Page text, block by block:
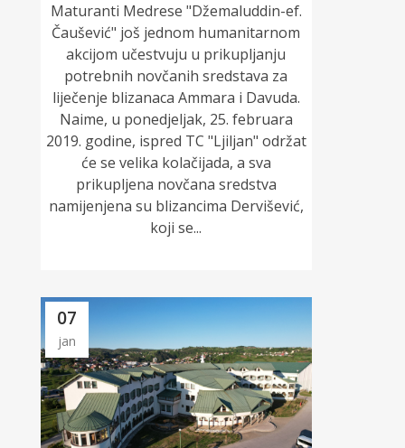
Maturanti Medrese "Džemaluddin-ef.
Čaušević" još jednom humanitarnom
akcijom učestvuju u prikupljanju
potrebnih novčanih sredstava za
liječenje blizanaca Ammara i Davuda.
Naime, u ponedjeljak, 25. februara
2019. godine, ispred TC "Ljiljan" održat
će se velika kolačijada, a sva
prikupljena novčana sredstva
namijenjena su blizancima Dervišević,
koji se...
07
jan